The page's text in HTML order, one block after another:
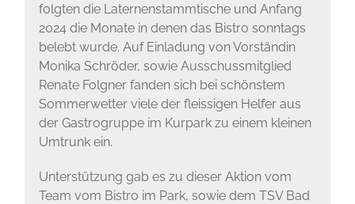
folgten die Laternenstammtische und Anfang
2024 die Monate in denen das Bistro sonntags
belebt wurde. Auf Einladung von Vorständin
Monika Schröder, sowie Ausschussmitglied
Renate Folgner fanden sich bei schönstem
Sommerwetter viele der fleissigen Helfer aus
der Gastrogruppe im Kurpark zu einem kleinen
Umtrunk ein.
Unterstützung gab es zu dieser Aktion vom
Team vom Bistro im Park, sowie dem TSV Bad